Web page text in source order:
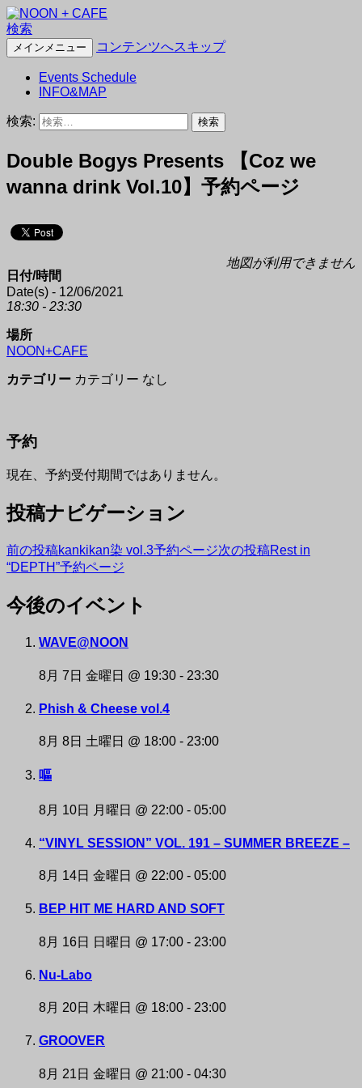
NOON + CAFE
検索
メインメニュー コンテンツへスキップ
Events Schedule
INFO&MAP
検索:
Double Bogys Presents 【Coz we
wanna drink Vol.10】予約ページ
地図が利用できません
日付/時間
Date(s) - 12/06/2021
18:30 - 23:30
場所
NOON+CAFE
カテゴリー カテゴリー なし
予約
現在、予約受付期間ではありません。
投稿ナビゲーション
前の投稿kankikan染 vol.3予約ページ次の投稿Rest in
“DEPTH”予約ページ
NAKAZAKI DEPOT
今後のイベント
WAVE@NOON
8月 7日 金曜日 @ 19:30 - 23:30
Phish & Cheese vol.4
8月 8日 土曜日 @ 18:00 - 23:00
嘔
8月 10日 月曜日 @ 22:00 - 05:00
“VINYL SESSION” VOL. 191 – SUMMER BREEZE –
8月 14日 金曜日 @ 22:00 - 05:00
BEP HIT ME HARD AND SOFT
8月 16日 日曜日 @ 17:00 - 23:00
Nu-Labo
8月 20日 木曜日 @ 18:00 - 23:00
GROOVER
8月 21日 金曜日 @ 21:00 - 04:30